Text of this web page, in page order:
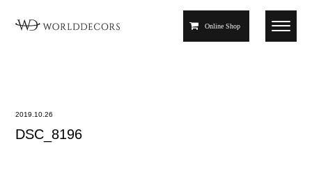
Online Shop
2019.10.26
DSC_8196